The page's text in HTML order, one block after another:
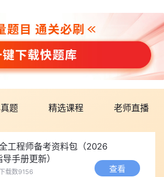
题 精选课程 老师直播
工程师备考资料包（2026
手册更新）
载数9156 查看